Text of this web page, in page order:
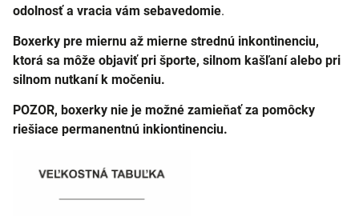
odolnosť a vracia vám sebavedomie.
Boxerky pre miernu až mierne strednú inkontinenciu,
ktorá sa môže objaviť pri športe, silnom kašľaní alebo pri
silnom nutkaní k močeniu.
POZOR, boxerky nie je možné zamieňať za pomôcky
riešiace permanentnú inkiontinenciu.